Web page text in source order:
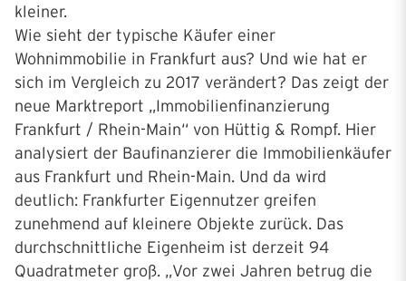
kleiner.
Wie sieht der typische Käufer einer
Wohnimmobilie in Frankfurt aus? Und wie hat er
sich im Vergleich zu 2017 verändert? Das zeigt der
neue Marktreport „Immobilienfinanzierung
Frankfurt / Rhein-Main“ von Hüttig & Rompf. Hier
analysiert der Baufinanzierer die Immobilienkäufer
aus Frankfurt und Rhein-Main. Und da wird
deutlich: Frankfurter Eigennutzer greifen
zunehmend auf kleinere Objekte zurück. Das
durchschnittliche Eigenheim ist derzeit 94
Quadratmeter groß. „Vor zwei Jahren betrug die